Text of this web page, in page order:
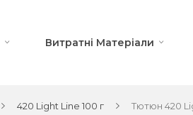
Витратні Матеріали
420 Light Line 100 г Тютюн 420